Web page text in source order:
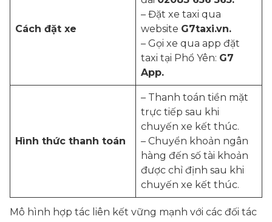
Cách đặt xe
– Đặt xe taxi qua
website G7taxi.vn.
– Gọi xe qua app đặt
taxi tại Phổ Yên: G7
App.
Hình thức thanh toán
– Thanh toán tiền mặt
trực tiếp sau khi
chuyến xe kết thúc.
– Chuyển khoản ngân
hàng đến số tài khoản
được chỉ định sau khi
chuyến xe kết thúc.
Mô hình hợp tác liên kết vững mạnh với các đối tác